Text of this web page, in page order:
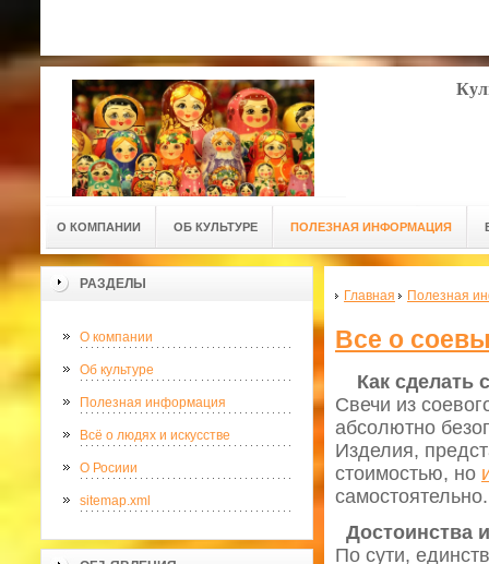
О КОМПАНИИ ОБ КУЛЬТУРЕ ПОЛЕЗНАЯ ИНФОРМАЦИЯ
РАЗДЕЛЫ
О компании
Об культуре
Полезная информация
Всё о людях и искусстве
О Росиии
sitemap.xml
Главная Полезная
Все о
Как сделать
Свечи из
абсолютно
Изделия,
стоимостью, но
самостоятельно.
Достоинства
По сути,